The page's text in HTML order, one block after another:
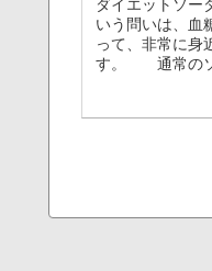
ダイエットソー
いう問いは、血
って、非常に身
す。 通常のソ
に上昇させる